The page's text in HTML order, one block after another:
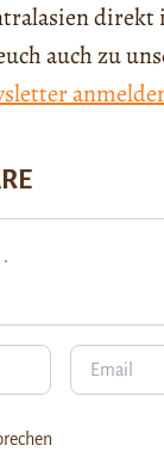
direkt
auch zu